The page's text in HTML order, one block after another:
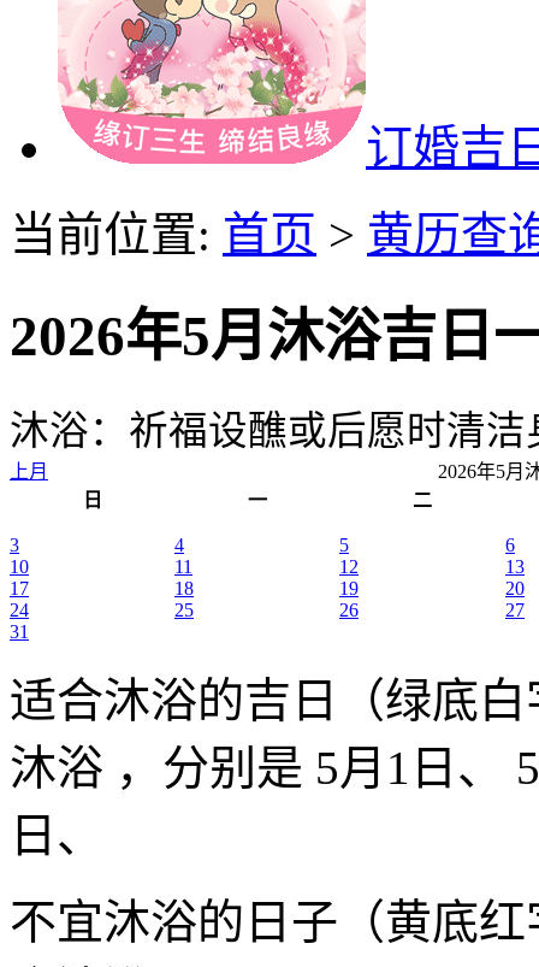
订婚吉
当前位置: 首页 > 黄历查
2026年5月沐浴吉日
沐浴：祈福设醮或后愿时清洁
上月
2026年5月
日
一 二
3 4 5
6
10
11 12
13
17
18 19
20
24
25 26
27
31
适合沐浴的吉日（绿底白
沐浴 ，分别是 5月1日、
日、
不宜沐浴的日子（黄底红